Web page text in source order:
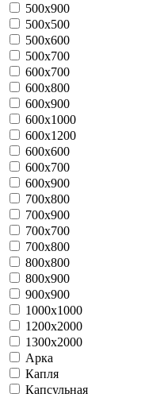
500x900
500х500
500х600
500х700
600x700
600x800
600x900
600x1000
600x1200
600х600
600х700
600х900
700x800
700x900
700х700
700х800
800х800
800х900
900х900
1000х1000
1200х2000
1300х2000
Арка
Капля
Капсульная